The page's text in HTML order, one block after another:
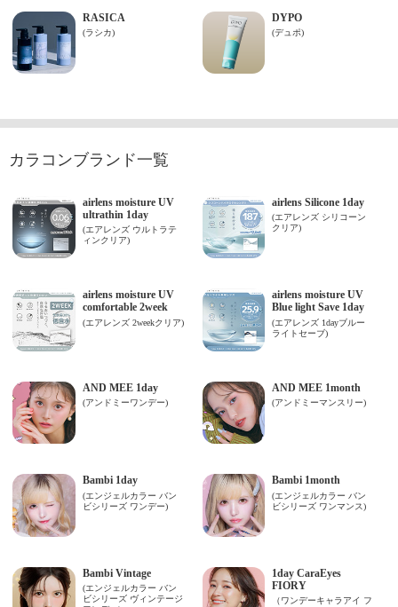
カラコンブランド一覧